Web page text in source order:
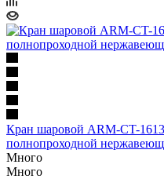
Кран шаровой ARM-CT-
полнопроходной
Много
Много